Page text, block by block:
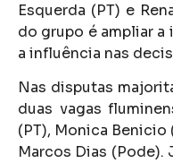
Esquerda (PT) e
do grupo é ampliar
a influência nas
Nas disputas
duas vagas
(PT), Monica Benicio
Marcos Dias (Pode).